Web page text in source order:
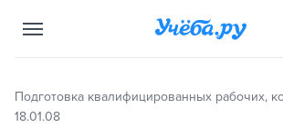
Подготовка квалифицированных рабочих, код направления
18.01.08